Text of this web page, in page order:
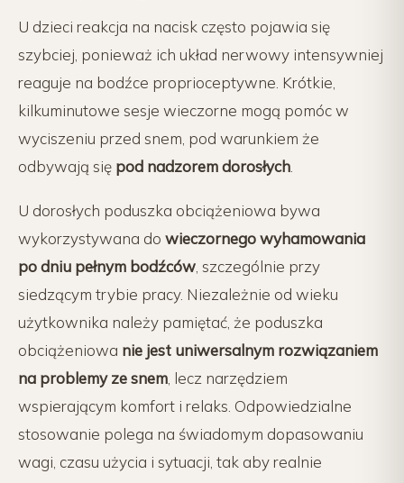
U dzieci reakcja na nacisk często pojawia się
szybciej, ponieważ ich układ nerwowy intensywniej
reaguje na bodźce proprioceptywne. Krótkie,
kilkuminutowe sesje wieczorne mogą pomóc w
wyciszeniu przed snem, pod warunkiem że
odbywają się pod nadzorem dorosłych
U dorosłych poduszka obciążeniowa bywa
wykorzystywana do wieczornego wyhamowania
po dniu pełnym bodźców, szczególnie przy
siedzącym trybie pracy. Niezależnie od wieku
użytkownika należy pamiętać, że poduszka
obciążeniowa nie jest uniwersalnym rozwiązaniem
na problemy ze snem, lecz narzędziem
wspierającym komfort i relaks. Odpowiedzialne
stosowanie polega na świadomym dopasowaniu
wagi, czasu użycia i sytuacji, tak aby realnie